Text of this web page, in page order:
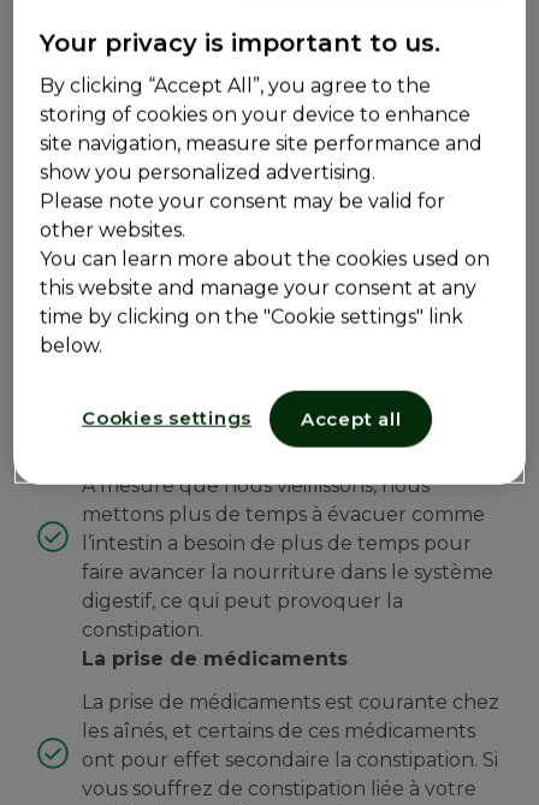
nouvelles possibilités et de nouveaux défis. Nous
savons tous qu’en vieillissant, nous accumulons
plus de cheveux gris et de rides, mais saviez-vous
que le vieillissement pouvait aussi se répercuter
sur votre santé digestive ? Les symptômes de la
constipation s’intensifient avec l’âge, surtout
après l’âge de 65 ans.
Les causes de la constipation chez les personnes
âgées sont entre autres l’inactivité, une
alimentation inadéquate, certains médicaments
et des troubles qui affectent le système nerveux
entérique, responsable de la stimulation des
muscles intestinaux.
Votre corps change
À mesure que nous vieillissons, nous
mettons plus de temps à évacuer comme
l’intestin a besoin de plus de temps pour
faire avancer la nourriture dans le système
digestif, ce qui peut provoquer la
constipation.
La prise de médicaments
La prise de médicaments est courante chez
les aînés, et certains de ces médicaments
ont pour effet secondaire la constipation. Si
vous souffrez de constipation liée à votre
Your privacy is important to us.
By clicking “Accept All”, you agree to the
storing of cookies on your device to enhance
site navigation, measure site performance and
show you personalized advertising.
Please note your consent may be valid for
other websites.
You can learn more about the cookies used on
this website and manage your consent at any
time by clicking on the "Cookie settings" link
below.
Cookies settings Accept all